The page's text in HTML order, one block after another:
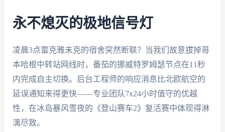
永不熄灭的极地信号灯
凌晨3点雷克雅未克的宿舍突然断联？当我们故意拔掉哥
本哈根中转站网线时，番茄的挪威特罗姆瑟节点在11秒
内完成自主切换。后台工程师的响应消息比北欧航空的
延误通知来得更快——专业团队7x24小时值守的优越
性，在冰岛暴风雪夜的《登山赛车2》复活赛中体现得淋
漓尽致。